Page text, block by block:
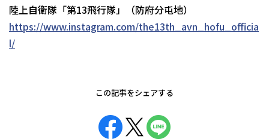
陸上自衛隊「第13飛行隊」（防府分屯地）
https://www.instagram.com/the13th_avn_hofu_officia
l/
この記事をシェアする